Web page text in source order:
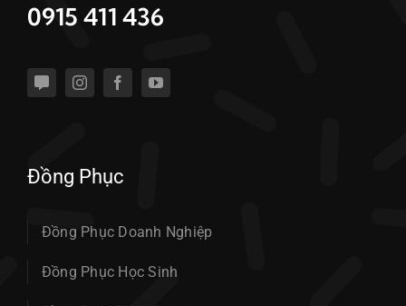
0915 411 436
Đồng Phục
Đồng Phục Doanh Nghiệp
Đồng Phục Học Sinh